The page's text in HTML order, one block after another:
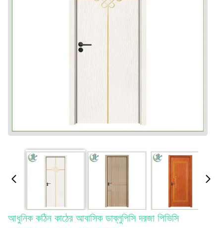
আধুনিক কঠিন কাঠের আবাসিক ডাব্লুপিসি দরজা পিভিসি